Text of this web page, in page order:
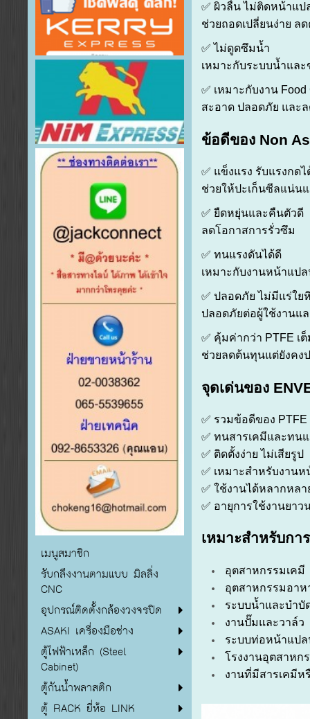
เมนูสมาชิก
รับกลึงงานตามแบบ มิลลิ่ง
CNC
อุปกรณ์ติดตั้งกล้องวงจรปิด
ASAKI เครื่องมือช่าง
ตู้ไฟฟ้าเหล็ก (Steel
Cabinet)
ตู้กันน้ำพลาสติก
ตู้ RACK ยี่ห้อ LINK
✅ ผิวลื่น ไม่ติดหน้าแป
ช่วยถอดเปลี่ยนง่าย ล
✅ ไม่ดูดซึมน้ำ
เหมาะกับระบบน้ำและ
✅ เหมาะกับงาน Food
สะอาด ปลอดภัย และ
ข้อดีของ Non
✅ แข็งแรง รับแรงกดไ
ช่วยให้ปะเก็นซีลแน่น
✅ ยืดหยุ่นและคืนตัวดี
ลดโอกาสการรั่วซึม
✅ ทนแรงดันได้ดี
เหมาะกับงานหน้าแป
✅ ปลอดภัย ไม่มีแร่ใย
ปลอดภัยต่อผู้ใช้งานแ
✅ คุ้มค่ากว่า PTFE เ
ช่วยลดต้นทุนแต่ยังคง
จุดเด่นของ
✅ รวมข้อดีของ PTFE
✅ ทนสารเคมีและทน
✅ ติดตั้งง่าย ไม่เสียรูป
✅ เหมาะสำหรับงาน
✅ ใช้งานได้หลากหล
✅ อายุการใช้งานยาว
เหมาะสำหรับกา
อุตสาหกรรมเคมี
อุตสาหกรรมอาห
ระบบน้ำและบำบั
งานปั๊มและวาล์ว
ระบบท่อหน้าแป
โรงงานอุตสาหก
งานที่มีสารเคมีห